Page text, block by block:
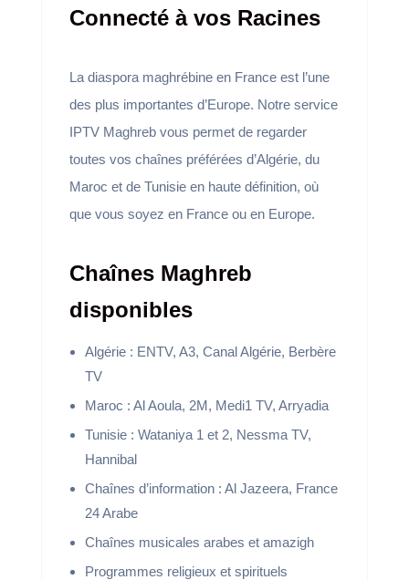
Connecté à vos Racines
La diaspora maghrébine en France est l’une
des plus importantes d’Europe. Notre service
IPTV Maghreb vous permet de regarder
toutes vos chaînes préférées d’Algérie, du
Maroc et de Tunisie en haute définition, où
que vous soyez en France ou en Europe.
Chaînes Maghreb
disponibles
Algérie : ENTV, A3, Canal Algérie, Berbère
TV
Maroc : Al Aoula, 2M, Medi1 TV, Arryadia
Tunisie : Wataniya 1 et 2, Nessma TV,
Hannibal
Chaînes d’information : Al Jazeera, France
24 Arabe
Chaînes musicales arabes et amazigh
Programmes religieux et spirituels